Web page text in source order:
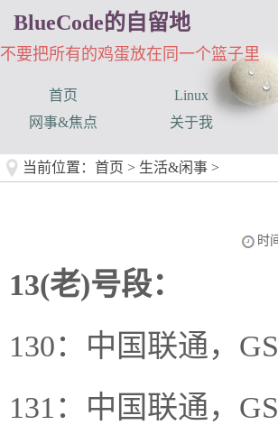
BlueCode的自留地
不要把所有的鸡蛋放在同一个篮子里
首页 Linux
网事&焦点
关于我
当前位置： 首页 > 生活&闲事 >
时
13(老)号段：
130：中国联通，
131：中国联通，